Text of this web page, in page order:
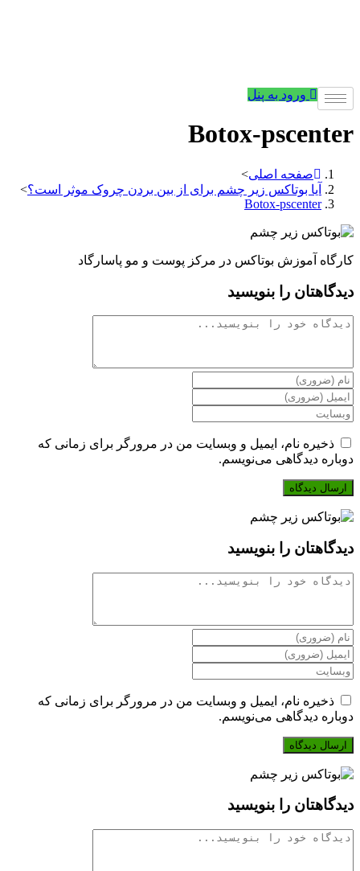
ورود به پنل
Botox-pscenter
صفحه اصلی>
آیا بوتاکس زیر چشم برای از بین بردن چروک موثر است؟>
Botox-pscenter
کارگاه آموزش بوتاکس در مرکز پوست و مو پاسارگاد
دیدگاهتان را بنویسید
دیدگاه
برای
ارسال
دیدگاه
نام
یا
نام‌کاربری
خود
را
وارد
کنید
برای
ارسال
دیدگاه
آدرس
ایمیل
را
کنید
آدرس
خود
را
کنید
ذخیره نام، ایمیل و وبسایت من در مرورگر برای زمانی که
دوباره دیدگاهی می‌نویسم.
دیدگاهتان را بنویسید
دیدگاه
برای
ارسال
دیدگاه
نام
یا
نام‌کاربری
خود
را
وارد
کنید
برای
ارسال
دیدگاه
آدرس
ایمیل
را
کنید
آدرس
خود
را
کنید
ذخیره نام، ایمیل و وبسایت من در مرورگر برای زمانی که
دوباره دیدگاهی می‌نویسم.
دیدگاهتان را بنویسید
دیدگاه